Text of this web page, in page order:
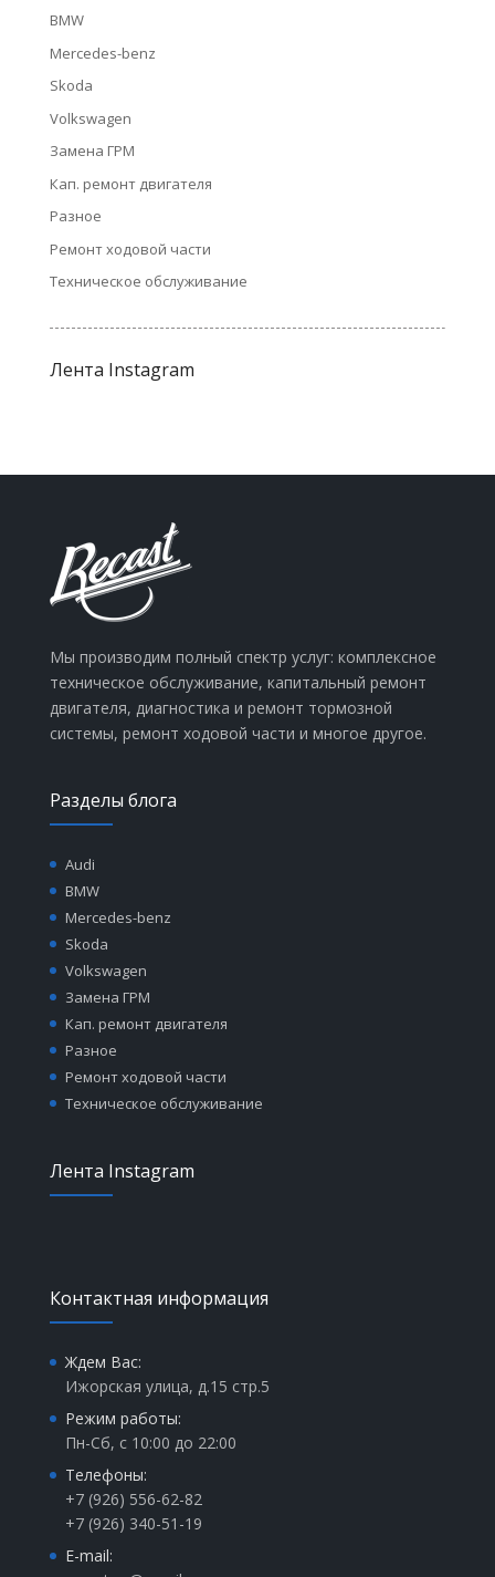
BMW
Mercedes-benz
Skoda
Volkswagen
Замена ГРМ
Кап. ремонт двигателя
Разное
Ремонт ходовой части
Техническое обслуживание
Лента Instagram
Мы производим полный спектр услуг: комплексное
техническое обслуживание, капитальный ремонт
двигателя, диагностика и ремонт тормозной
системы, ремонт ходовой части и многое другое.
Разделы блога
Audi
BMW
Mercedes-benz
Skoda
Volkswagen
Замена ГРМ
Кап. ремонт двигателя
Разное
Ремонт ходовой части
Техническое обслуживание
Лента Instagram
Контактная информация
Ждем Вас:
Ижорская улица, д.15 стр.5
Режим работы:
Пн-Сб, с 10:00 до 22:00
Телефоны:
+7 (926) 556-62-82
+7 (926) 340-51-19
E-mail: